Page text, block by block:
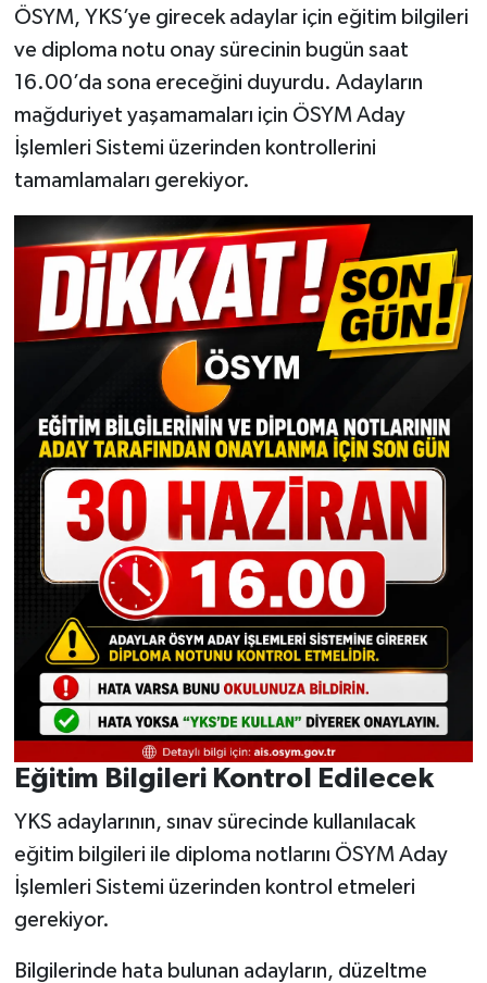
ÖSYM, YKS’ye girecek adaylar için eğitim bilgileri
ve diploma notu onay sürecinin bugün saat
16.00’da sona ereceğini duyurdu. Adayların
mağduriyet yaşamamaları için ÖSYM Aday
İşlemleri Sistemi üzerinden kontrollerini
tamamlamaları gerekiyor.
Eğitim Bilgileri Kontrol Edilecek
YKS adaylarının, sınav sürecinde kullanılacak
eğitim bilgileri ile diploma notlarını ÖSYM Aday
İşlemleri Sistemi üzerinden kontrol etmeleri
gerekiyor.
Bilgilerinde hata bulunan adayların, düzeltme